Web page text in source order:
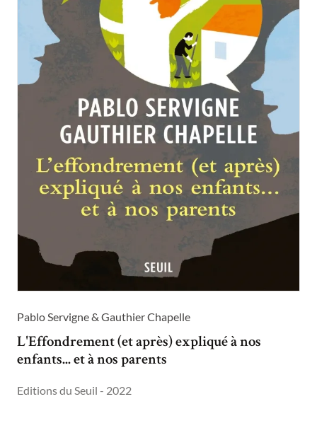
Pablo Servigne & Gauthier Chapelle
L'Effondrement (et après) expliqué à nos
enfants... et à nos parents
Editions du Seuil - 2022